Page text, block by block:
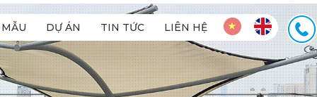
MẪU DỰ ÁN TIN TỨC LIÊN HỆ